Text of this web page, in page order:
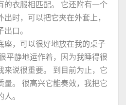
的衣服相匹配。 它还附有一个
时，可以把它夹在外套上，
口。
座，可以很好地放在我的桌子
平静地运作着，因为我睡得很
来说很重要。 到目前为止，它
量。 很高兴它能奏效，我把它
。